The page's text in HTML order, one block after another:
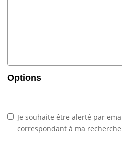
Options
Je souhaite être alerté par
correspondant à ma